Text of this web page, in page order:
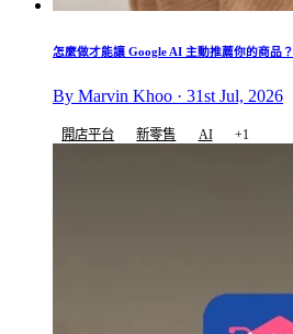
怎麼做才能讓 Google AI 主動推薦你的商品？
By Marvin Khoo · 31st Jul, 2026
開店平台 新零售 AI +1